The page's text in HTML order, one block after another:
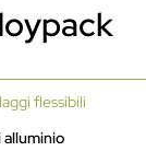
flessibili